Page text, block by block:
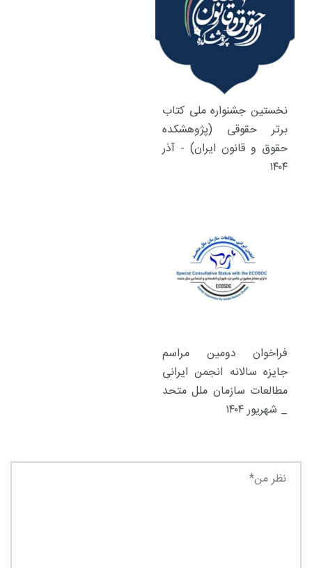
نخستین جشنواره ملی کتاب
برتر حقوقی (پژوهشکده
حقوق و قانون ایران) - آذر
۱۴۰۴
فراخوان دومین مراسم
جایزه سالانه انجمن ایرانی
مطالعات سازمان ملل متحد
_ شهریور ۱۴۰۴